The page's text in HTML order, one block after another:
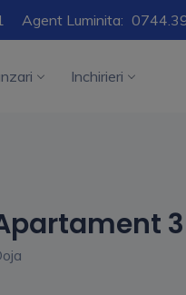
Agent Luminita:
Inchirieri